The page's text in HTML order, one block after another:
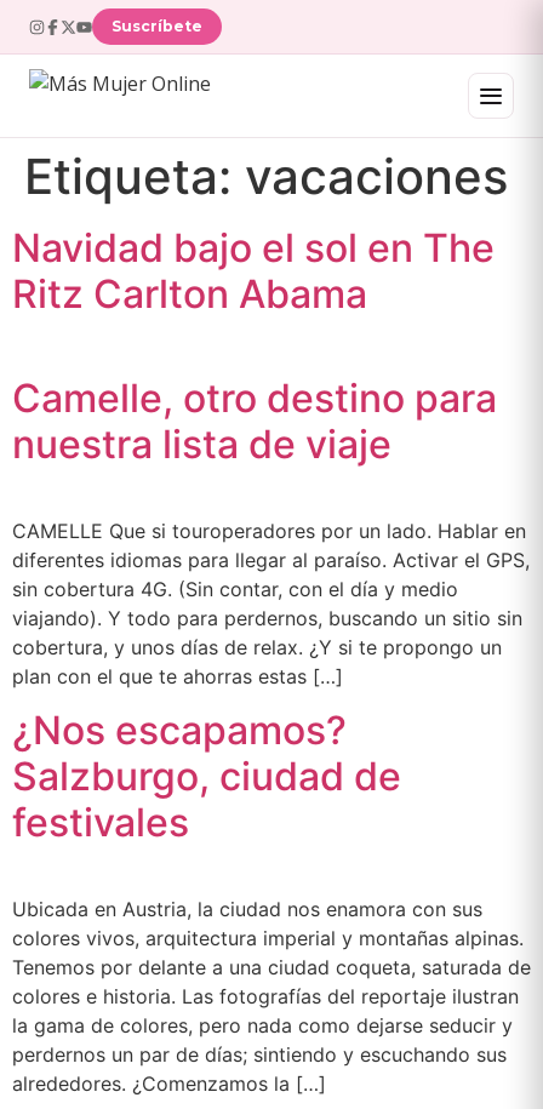
contenido
Suscríbete
Etiqueta: vacaciones
Navidad bajo el sol en The
Ritz Carlton Abama
Camelle, otro destino para
nuestra lista de viaje
CAMELLE Que si touroperadores por un lado. Hablar en
diferentes idiomas para llegar al paraíso. Activar el GPS,
sin cobertura 4G. (Sin contar, con el día y medio
viajando). Y todo para perdernos, buscando un sitio sin
cobertura, y unos días de relax. ¿Y si te propongo un
plan con el que te ahorras estas […]
¿Nos escapamos?
Salzburgo, ciudad de
festivales
Ubicada en Austria, la ciudad nos enamora con sus
colores vivos, arquitectura imperial y montañas alpinas.
Tenemos por delante a una ciudad coqueta, saturada de
colores e historia. Las fotografías del reportaje ilustran
la gama de colores, pero nada como dejarse seducir y
perdernos un par de días; sintiendo y escuchando sus
alrededores. ¿Comenzamos la […]